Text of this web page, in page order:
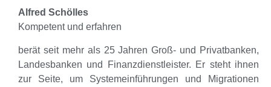
Alfred Schölles
Kompetent und erfahren
berät seit mehr als 25 Jahren Groß- und Privatbanken,
Landesbanken und Finanzdienstleister. Er steht ihnen
zur Seite, um Systemeinführungen und Migrationen